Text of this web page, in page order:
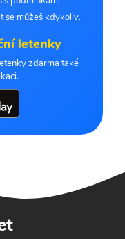
se můžeš kdykoliv.
letenky
zdarma také